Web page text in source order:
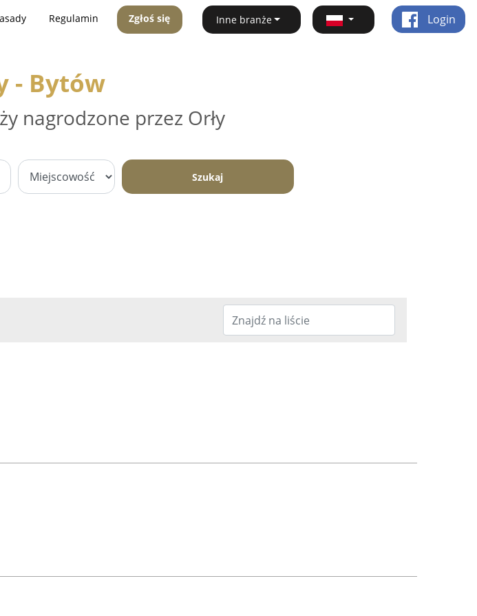
Regulamin Zgłoś się Inne branże Login
- Bytów
nagrodzone przez Orły
Szukaj